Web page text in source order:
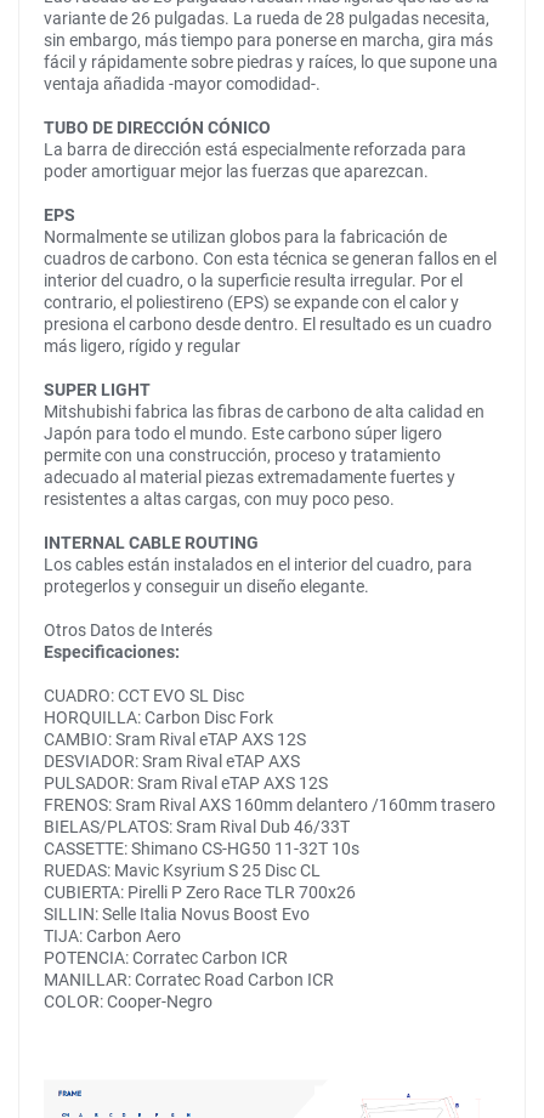
variante de 26 pulgadas. La rueda de 28 pulgadas necesita,
sin embargo, más tiempo para ponerse en marcha, gira más
fácil y rápidamente sobre piedras y raíces, lo que supone una
ventaja añadida -mayor comodidad-.
TUBO DE DIRECCIÓN CÓNICO
La barra de dirección está especialmente reforzada para
poder amortiguar mejor las fuerzas que aparezcan.
EPS
Normalmente se utilizan globos para la fabricación de
cuadros de carbono. Con esta técnica se generan fallos en el
interior del cuadro, o la superficie resulta irregular. Por el
contrario, el poliestireno (EPS) se expande con el calor y
presiona el carbono desde dentro. El resultado es un cuadro
más ligero, rígido y regular
SUPER LIGHT
Mitshubishi fabrica las fibras de carbono de alta calidad en
Japón para todo el mundo. Este carbono súper ligero
permite con una construcción, proceso y tratamiento
adecuado al material piezas extremadamente fuertes y
resistentes a altas cargas, con muy poco peso.
INTERNAL CABLE ROUTING
Los cables están instalados en el interior del cuadro, para
protegerlos y conseguir un diseño elegante.
Otros Datos de Interés
Especificaciones:
CUADRO: CCT EVO SL Disc
HORQUILLA: Carbon Disc Fork
CAMBIO: Sram Rival eTAP AXS 12S
DESVIADOR: Sram Rival eTAP AXS
PULSADOR: Sram Rival eTAP AXS 12S
FRENOS: Sram Rival AXS 160mm delantero /160mm trasero
BIELAS/PLATOS: Sram Rival Dub 46/33T
CASSETTE: Shimano CS-HG50 11-32T 10s
RUEDAS: Mavic Ksyrium S 25 Disc CL
CUBIERTA: Pirelli P Zero Race TLR 700x26
SILLIN: Selle Italia Novus Boost Evo
TIJA: Carbon Aero
POTENCIA: Corratec Carbon ICR
MANILLAR: Corratec Road Carbon ICR
COLOR: Cooper-Negro